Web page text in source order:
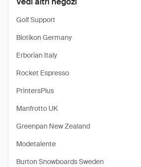
Golf Support
Biotikon Germany
Erborian Italy
Rocket Espresso
PrintersPlus
Manfrotto UK
Greenpan New Zealand
Modetalente
Burton Snowboards Sweden